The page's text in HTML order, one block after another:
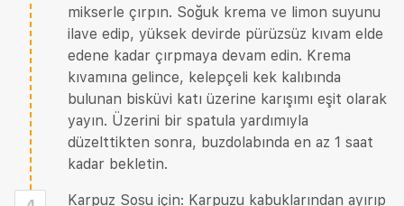
mikserle çırpın. Soğuk krema ve limon suyunu
ilave edip, yüksek devirde pürüzsüz kıvam elde
edene kadar çırpmaya devam edin. Krema
kıvamına gelince, kelepçeli kek kalıbında
bulunan bisküvi katı üzerine karışımı eşit olarak
yayın. Üzerini bir spatula yardımıyla
düzelttikten sonra, buzdolabında en az 1 saat
kadar bekletin.
Karpuz Sosu için: Karpuzu kabuklarından ayırıp